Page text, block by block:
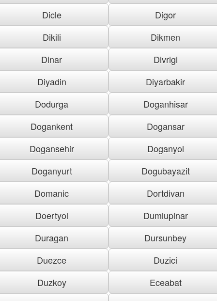
Dicle
Digor
Dikili
Dikmen
Dinar
Divrigi
Diyadin
Diyarbakir
Dodurga
Doganhisar
Dogankent
Dogansar
Dogansehir
Doganyol
Doganyurt
Dogubayazit
Domanic
Dortdivan
Doertyol
Dumlupinar
Duragan
Dursunbey
Duezce
Duzici
Duzkoy
Eceabat